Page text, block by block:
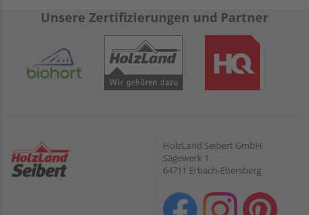
Unsere Zertifizierungen und Partner
HolzLand Seibert GmbH
Sägewerk 1
64711 Erbach-Ebersberg